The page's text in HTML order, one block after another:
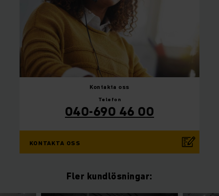
Kontakta oss
Telefon
040-690 46 00
KONTAKTA OSS
Fler kundlösningar: